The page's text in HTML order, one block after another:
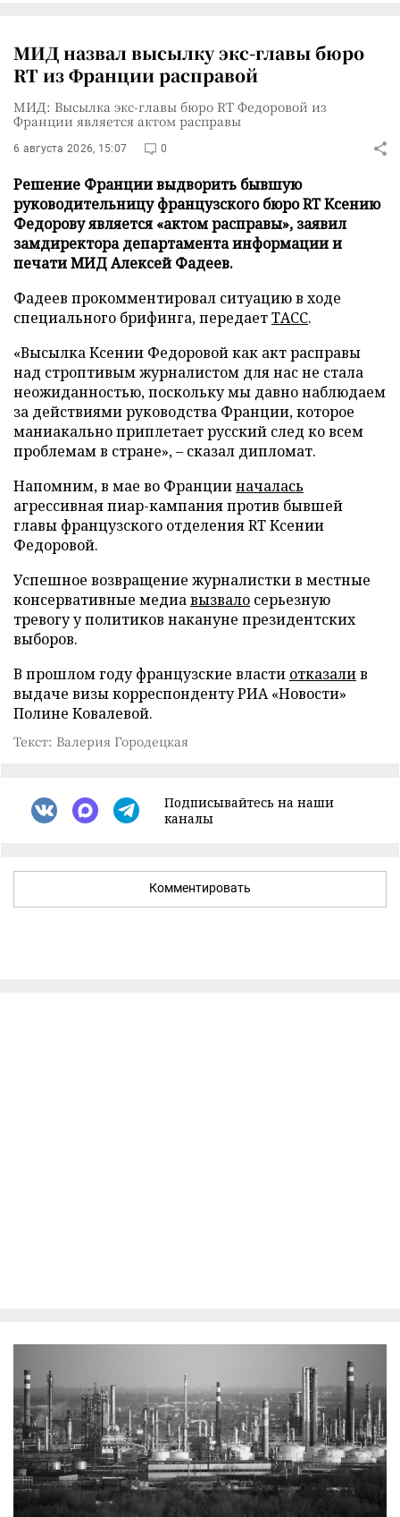
МИД назвал высылку экс-главы бюро
RT из Франции расправой
МИД: Высылка экс-главы бюро RT Федоровой из
Франции является актом расправы
6 августа 2026, 15:07 0
Решение Франции выдворить бывшую
руководительницу французского бюро RT Ксению
Федорову является «актом расправы», заявил
замдиректора департамента информации и
печати МИД Алексей Фадеев.
Фадеев прокомментировал ситуацию в ходе
специального брифинга, передаетТАСС.
«Высылка Ксении Федоровой как акт расправы
над строптивым журналистом для нас не стала
неожиданностью, поскольку мы давно наблюдаем
за действиями руководства Франции, которое
маниакально приплетает русский след ко всем
проблемам в стране», – сказал дипломат.
Напомним, в мае во Францииначалась
агрессивная пиар-кампания против бывшей
главы французского отделения RT Ксении
Федоровой.
Успешное возвращение журналистки в местные
консервативные медиавызвало серьезную
тревогу у политиков накануне президентских
выборов.
В прошлом году французские власти отказалив
выдаче визы корреспонденту РИА «Новости»
Полине Ковалевой.
Текст: Валерия Городецкая
Подписывайтесь на наши
каналы
Комментировать